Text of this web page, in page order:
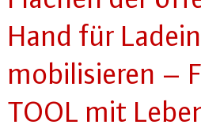
Hand für
mo­bi­li­sie­ren –
TOOL mit